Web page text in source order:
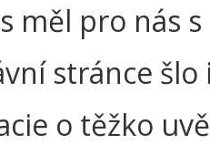
měl pro nás
stránce
o těžko